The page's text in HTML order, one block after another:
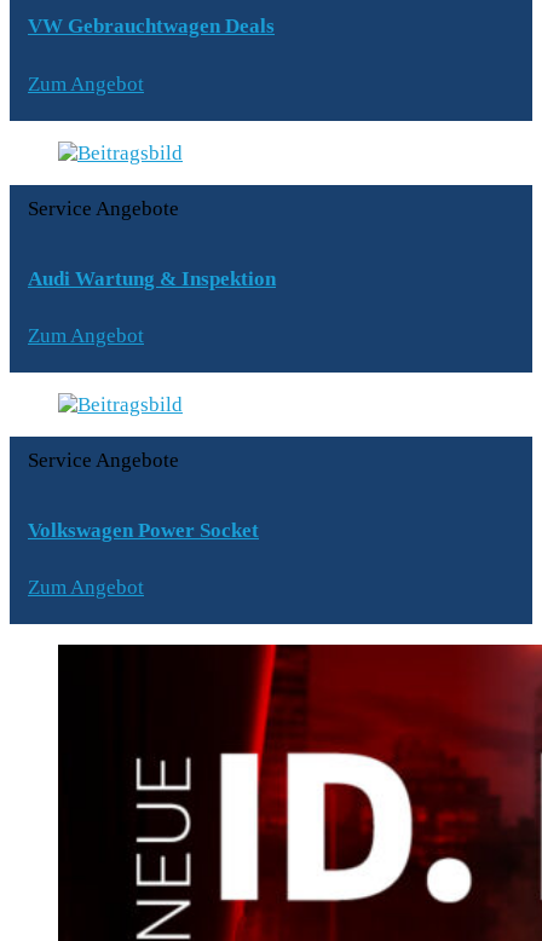
VW Gebrauchtwagen Deals
Zum Angebot
Service Angebote
Audi Wartung & Inspektion
Zum Angebot
Service Angebote
Volkswagen Power Socket
Zum Angebot